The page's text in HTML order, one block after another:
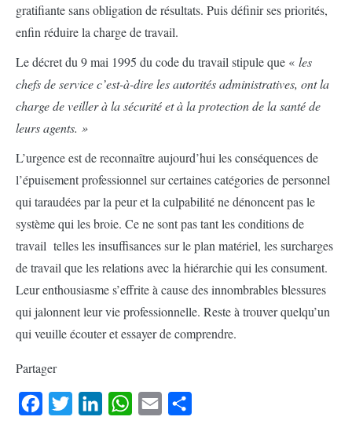
gratifiante sans obligation de résultats. Puis définir ses priorités,
enfin réduire la charge de travail.
Le décret du 9 mai 1995 du code du travail stipule que « les
chefs de service c’est-à-dire les autorités administratives, ont la
charge de veiller à la sécurité et à la protection de la santé de
leurs agents. »
L’urgence est de reconnaître aujourd’hui les conséquences de
l’épuisement professionnel sur certaines catégories de personnel
qui taraudées par la peur et la culpabilité ne dénoncent pas le
système qui les broie. Ce ne sont pas tant les conditions de
travail telles les insuffisances sur le plan matériel, les surcharges
de travail que les relations avec la hiérarchie qui les consument.
Leur enthousiasme s’effrite à cause des innombrables blessures
qui jalonnent leur vie professionnelle. Reste à trouver quelqu’un
qui veuille écouter et essayer de comprendre.
Partager
FacebookTwitter LinkedInWhatsApp
Email